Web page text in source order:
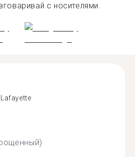
с носителями.